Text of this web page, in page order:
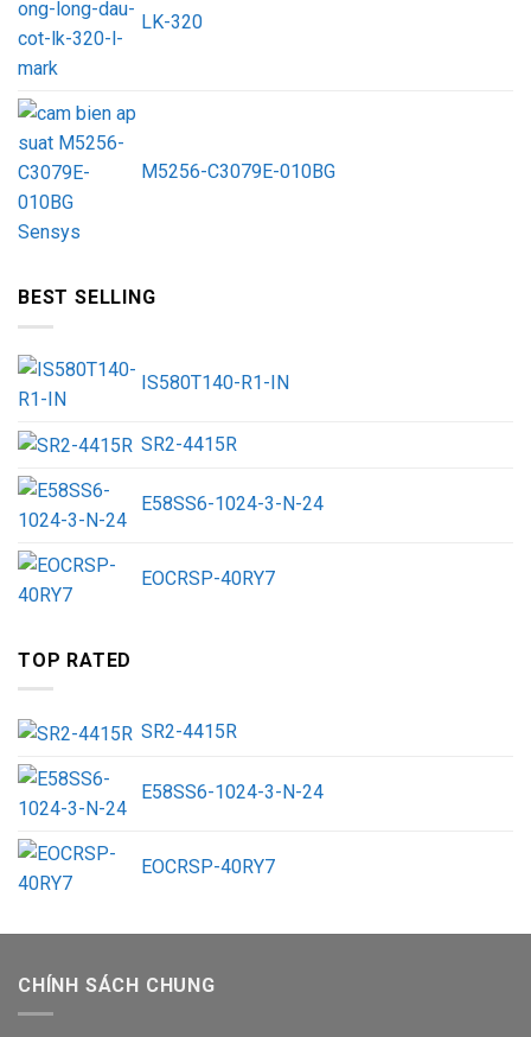
LK-320
M5256-C3079E-010BG
BEST SELLING
IS580T140-R1-IN
SR2-4415R
E58SS6-1024-3-N-24
EOCRSP-40RY7
TOP RATED
SR2-4415R
E58SS6-1024-3-N-24
EOCRSP-40RY7
CHÍNH SÁCH CHUNG